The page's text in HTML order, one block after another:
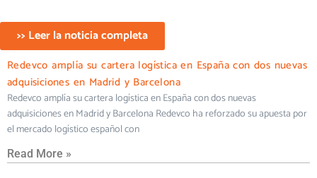
>> Leer la noticia completa
Redevco amplía su cartera logística en España con dos nuevas
adquisiciones en Madrid y Barcelona
Redevco amplía su cartera logística en España con dos nuevas
adquisiciones en Madrid y Barcelona Redevco ha reforzado su apuesta por
el mercado logístico español con
Read More »